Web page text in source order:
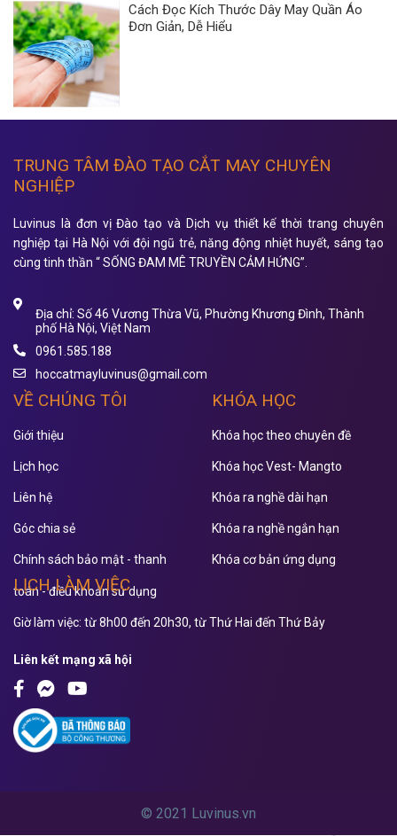
Cách Đọc Kích Thước Dây May Quần Áo
Đơn Giản, Dễ Hiểu
TRUNG TÂM ĐÀO TẠO CẮT MAY CHUYÊN
NGHIỆP
Luvinus là đơn vị Đào tạo và Dịch vụ thiết kế thời trang chuyên
nghiệp tại Hà Nội với đội ngũ trẻ, năng động nhiệt huyết, sáng tạo
cùng tinh thần “ SỐNG ĐAM MÊ TRUYỀN CẢM HỨNG”.
Địa chỉ: Số 46 Vương Thừa Vũ, Phường Khương Đình, Thành
phố Hà Nội, Việt Nam
0961.585.188
hoccatmayluvinus@gmail.com
VỀ CHÚNG TÔI
Giới thiệu
Lịch học
Liên hệ
Góc chia sẻ
Chính sách bảo mật - thanh
toán - điều khoản sử dụng
KHÓA HỌC
Khóa học theo chuyên đề
Khóa học Vest- Mangto
Khóa ra nghề dài hạn
Khóa ra nghề ngắn hạn
Khóa cơ bản ứng dụng
LỊCH LÀM VIỆC
Giờ làm việc: từ 8h00 đến 20h30, từ Thứ Hai đến Thứ Bảy
Liên kết mạng xã hội
© 2021 Luvinus.vn